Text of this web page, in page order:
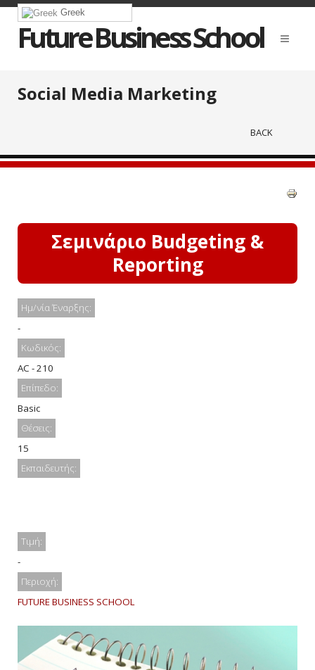
Greek
Future Business School
Social Media Marketing
BACK
Σεμινάριο Budgeting &
Reporting
Ημ/νία Έναρξης:
-
Κωδικός:
AC - 210
Επίπεδο:
Basic
Θέσεις:
15
Εκπαιδευτής:
Τιμή:
-
Περιοχή:
FUTURE BUSINESS SCHOOL